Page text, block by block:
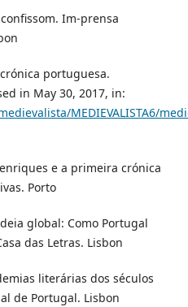
Im-prensa
portuguesa.
in May 30, 2017, in:
MEDIEVALISTA6/
e a primeira crónica
Porto
global: Como Portugal
das Letras. Lisbon
literárias dos séculos
de Portugal. Lisbon